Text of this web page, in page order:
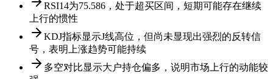
RSI14为75.586，处于超买区间，短期可能存在继续
上行的惯性
KDJ指标显示J线高位，但尚未显现出强烈的反转信
号，表明上涨趋势可能持续
多空对比显示大户持仓偏多，说明市场上行的动能较